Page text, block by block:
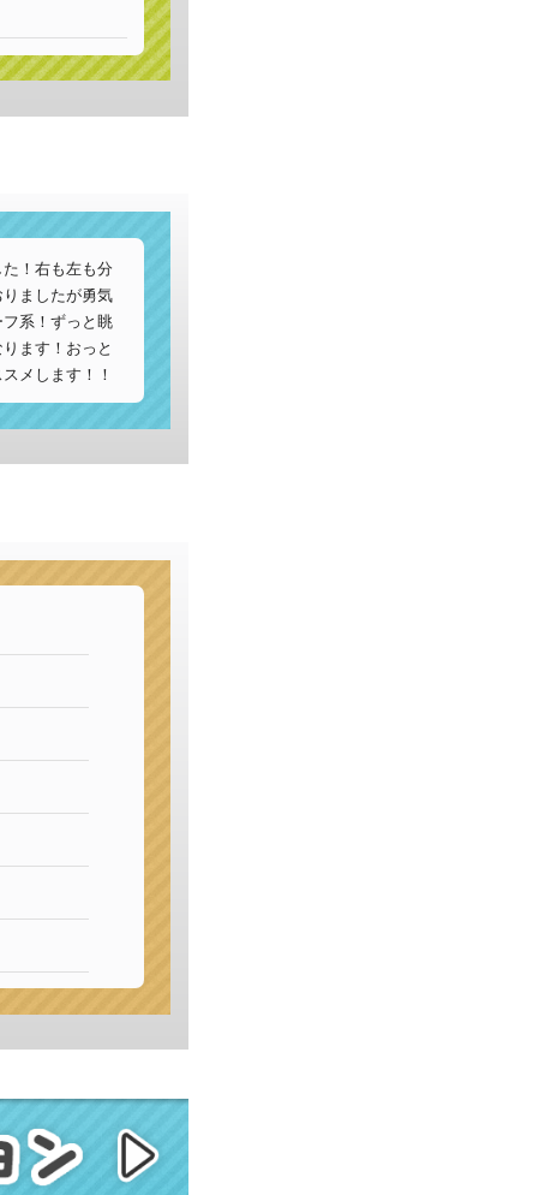
！右も左も分
ましたが勇気
系！ずっと眺
ます！おっと
メします！！